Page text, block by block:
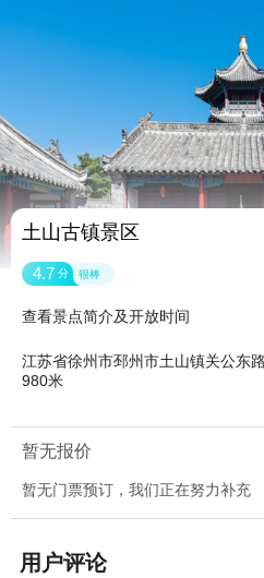
土山古镇景区
4.7 分 很棒
查看景点简介及开放时间
江苏省徐州市邳州市土山镇关公东
980米
暂无报价
暂无门票预订，我们正在努力补充
用户评论